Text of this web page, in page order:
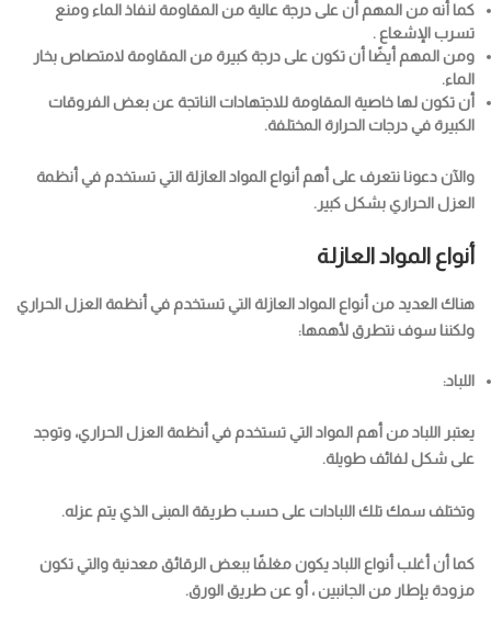
كما أنه من المهم أن على درجة عالية من المقاومة لنفاذ الماء ومنع
تسرب الإشعاع .
ومن المهم أيضًا أن تكون على درجة كبيرة من المقاومة لامتصاص بخار
الماء.
أن تكون لها خاصية المقاومة للاجتهادات الناتجة عن بعض الفروقات
الكبيرة في درجات الحرارة المختلفة.
والآن دعونا نتعرف على أهم أنواع المواد العازلة التي تستخدم في أنظمة
العزل الحراري بشكل كبير.
أنواع المواد العازلة
هناك العديد من أنواع المواد العازلة التي تستخدم في أنظمة العزل الحراري
ولكننا سوف نتطرق لأهمها:
اللباد:
يعتبر اللباد من أهم المواد التي تستخدم في أنظمة العزل الحراري، وتوجد
على شكل لفائف طويلة.
وتختلف سمك تلك اللبادات على حسب طريقة المبنى الذي يتم عزله.
كما أن أغلب أنواع اللباد يكون مغلفًا ببعض الرقائق معدنية والتي تكون
مزودة بإطار من الجانبين ، أو عن طريق الورق.